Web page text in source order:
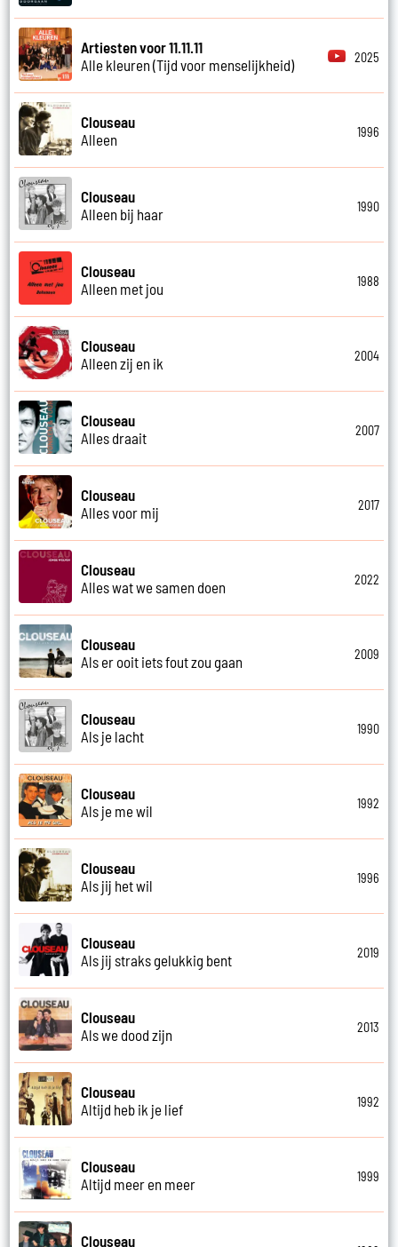
Artiesten voor 11.11.11
Alle kleuren (Tijd voor menselijkheid)
2025
Clouseau
Alleen
1996
Clouseau
Alleen bij haar
1990
Clouseau
Alleen met jou
1988
Clouseau
Alleen zij en ik
2004
Clouseau
Alles draait
2007
Clouseau
Alles voor mij
2017
Clouseau
Alles wat we samen doen
2022
Clouseau
Als er ooit iets fout zou gaan
2009
Clouseau
Als je lacht
1990
Clouseau
Als je me wil
1992
Clouseau
Als jij het wil
1996
Clouseau
Als jij straks gelukkig bent
2019
Clouseau
Als we dood zijn
2013
Clouseau
Altijd heb ik je lief
1992
Clouseau
Altijd meer en meer
1999
Clouseau